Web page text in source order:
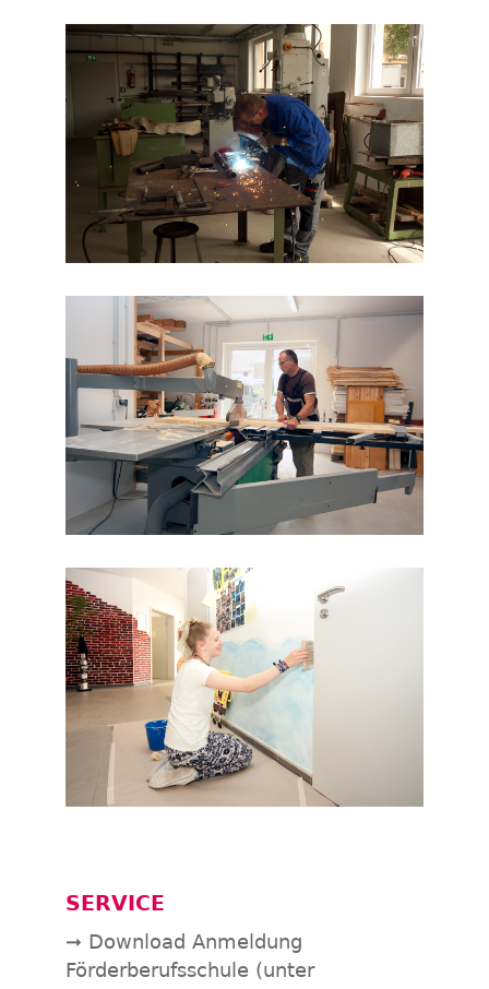
SERVICE
➞ Download Anmeldung
Förderberufsschule (unter